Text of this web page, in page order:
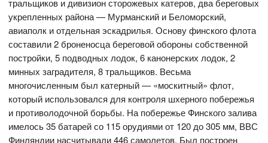
тральщиков и дивизион сторожевых катеров, два береговых
укрепленных района — Мурманский и Беломорский,
авиаполк и отдельная эскадрилья. Основу финского флота
составили 2 броненосца береговой обороны собственной
постройки, 5 подводных лодок, 6 канонерских лодок, 2
минных заградителя, 8 тральщиков. Весьма
многочисленным был катерный — «москитный» флот,
который использовался для контроля шхерного побережья
и противолодочной борьбы. На побережье Финского залива
имелось 35 батарей со 115 орудиями от 120 до 305 мм, ВВС
Финляндии насчитывали 446 самолетов. Был построен